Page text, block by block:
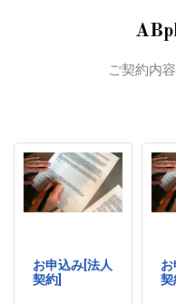
ご契約内
お申込み[法人
契約]
契